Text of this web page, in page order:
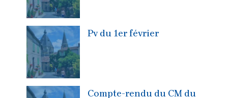
Pv du 1er février
Compte-rendu du CM du